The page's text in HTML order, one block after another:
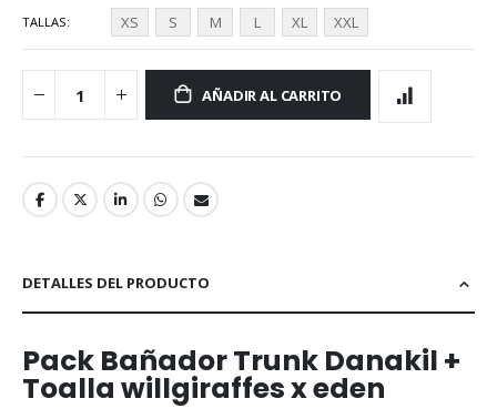
TALLAS XS S M L XL XXL
AÑADIR AL CARRITO
DETALLES DEL PRODUCTO
Pack Bañador Trunk Danakil +
Toalla willgiraffes x eden